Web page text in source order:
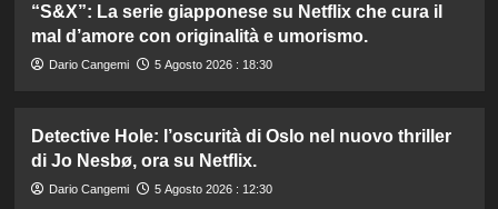
“S&X”: La serie giapponese su Netflix che cura il
mal d’amore con originalità e umorismo.
Dario Cangemi 5 Agosto 2026 : 18:30
Detective Hole: l’oscurità di Oslo nel nuovo thriller
di Jo Nesbø, ora su Netflix.
Dario Cangemi 5 Agosto 2026 : 12:30